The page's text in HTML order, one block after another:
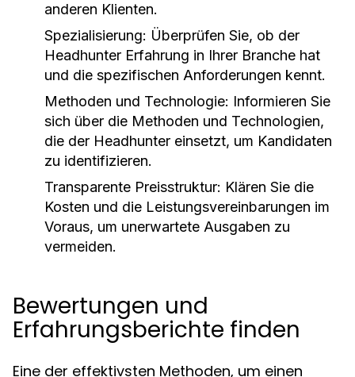
anderen Klienten.
Spezialisierung: Überprüfen Sie, ob der
Headhunter Erfahrung in Ihrer Branche hat
und die spezifischen Anforderungen kennt.
Methoden und Technologie: Informieren Sie
sich über die Methoden und Technologien,
die der Headhunter einsetzt, um Kandidaten
zu identifizieren.
Transparente Preisstruktur: Klären Sie die
Kosten und die Leistungsvereinbarungen im
Voraus, um unerwartete Ausgaben zu
vermeiden.
Bewertungen und
Erfahrungsberichte finden
Eine der effektivsten Methoden, um einen